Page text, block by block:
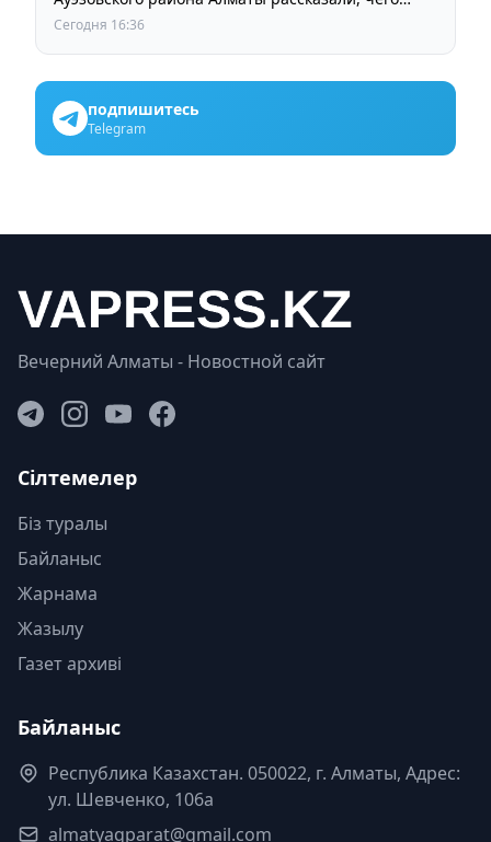
ждут от выборов депутатов Курултая
Сегодня 16:36
подпишитесь
Telegram
Вечерний Алматы - Новостной сайт
Сілтемелер
Біз туралы
Байланыс
Жарнама
Жазылу
Газет архиві
Байланыс
Республика Казахстан. 050022, г. Алматы, Адрес:
ул. Шевченко, 106а
almatyaqparat@gmail.com